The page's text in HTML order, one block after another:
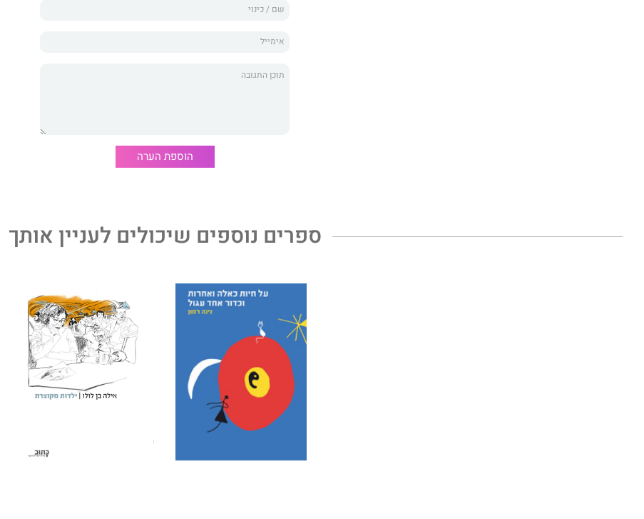
במהלך השנים ולא מבקבוק הראקי החביב עליו.
רק המפגש עם ניצנה מטלטל את עולמו הסדור והמוגדר ומכניס לחייו תשוקה
במרכז הרומן עומדת ההתנגשות בין הסדר הפטריארכלי הישן שעל פיו חונך וגדל
הוספת הערה
ספרים נוספים שיכולים לעניין אותך